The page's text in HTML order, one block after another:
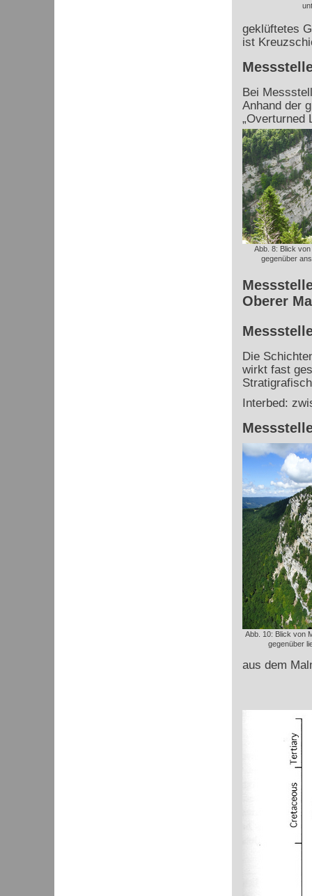
geklüftetes
ist
Bei
Anhand der
„Overturned
Abb. 8: Blick
gegenüber
Oberer
Die
wirkt fast
Interbed:
Abb. 10: Blick von
gegenüber
aus dem